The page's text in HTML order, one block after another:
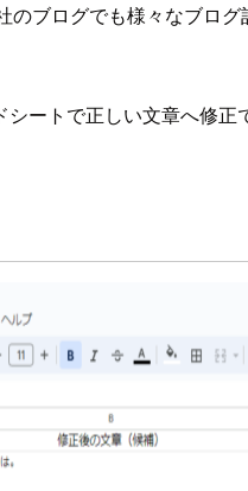
ブログでも様々なブロ
ートで正しい文章へ修正